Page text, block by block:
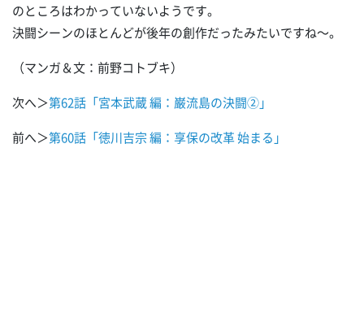
のところはわかっていないようです。
決闘シーンのほとんどが後年の創作だったみたいですね～。
（マンガ＆文：前野コトブキ）
次へ＞第62話「宮本武蔵 編：巌流島の決闘②」
前へ＞第60話「徳川吉宗 編：享保の改革 始まる」